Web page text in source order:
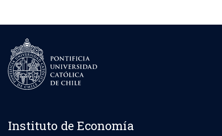
Instituto de Economía